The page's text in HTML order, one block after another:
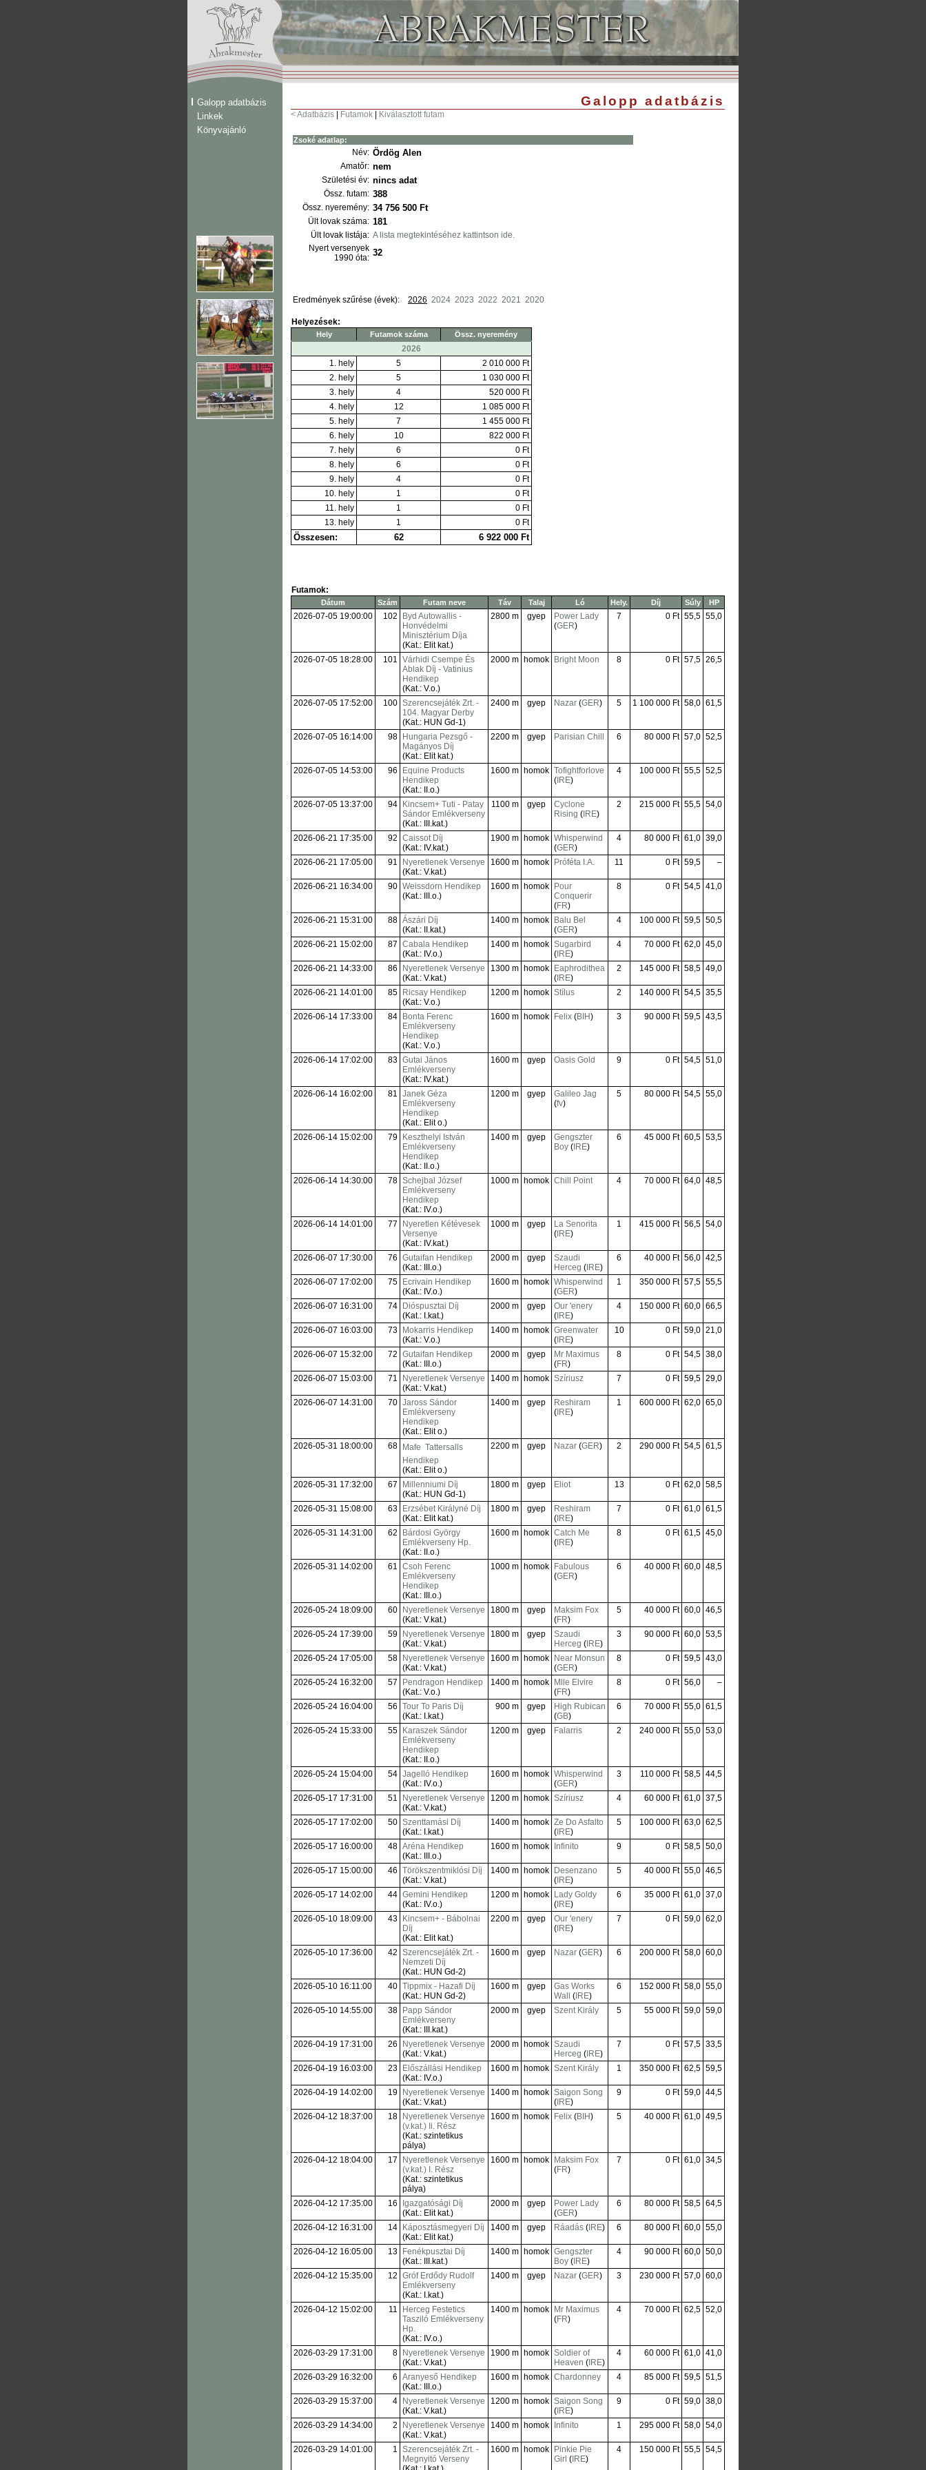
Galopp adatbázis
Linkek
Könyvajánló
Galopp adatbázis
< Adatbázis Futamok Kiválasztott futam
Zsoké adatlap:
Név: Ördög Alen
Amatőr: nem
Születési év: nincs adat
Össz. futam: 388
Össz. nyeremény: 34 756 500 Ft
Ült lovak száma: 181
Ült lovak listája: A lista megtekintéséhez kattintson ide.
Nyert versenyek
1990 óta: 32
Eredmények szűrése (évek): 2026 2024 2023 2022 2021 2020
Helyezések:
Hely Futamok száma Össz. nyeremény
2026
1. hely
5
2 010 000 Ft
2. hely
5
1 030 000 Ft
3. hely
4
520 000 Ft
4. hely
12
1 085 000 Ft
5. hely
7
1 455 000 Ft
6. hely
10
822 000 Ft
7. hely
6
0 Ft
8. hely
6
0 Ft
9. hely
4
0 Ft
10. hely
1
0 Ft
11. hely
1
0 Ft
13. hely
1 0 Ft
Összesen: 62 6 922 000 Ft
Futamok:
Dátum Szám Futam neve Táv Talaj Ló Hely. Díj Súly HP
2026-07-05 19:00:00 102
Byd Autowallis -
Honvédelmi
Minisztérium Díja
(Kat.: Elit kat.)
2800 m gyep
Power Lady
(GER)
7 0 Ft 55,5 55,0
2026-07-05 18:28:00 101 Várhidi Csempe És
Ablak Díj - Vatinius
Hendikep
(Kat.: V.o.)
2000 m homok Bright Moon 8 0 Ft 57,5 26,5
2026-07-05 17:52:00 100 Szerencsejáték Zrt. -
104. Magyar Derby
(Kat.: HUN Gd-1)
2400 m gyep Nazar (GER) 5 1 100 000 Ft 58,0 61,5
2026-07-05 16:14:00 98
Hungaria Pezsgő -
Magányos Díj
(Kat.: Elit kat.)
2200 m gyep Parisian Chill 6 80 000 Ft 57,0 52,5
2026-07-05 14:53:00 96
Equine Products
Hendikep
(Kat.: II.o.)
1600 m homok Tofightforlove
( IRE)
4 100 000 Ft 55,5 52,5
2026-07-05 13:37:00 94
Kincsem+ Tuti - Patay
Sándor Emlékverseny
(Kat.: III.kat.)
1100 m gyep
Cyclone
Rising ( IRE)
2 215 000 Ft 55,5 54,0
2026-06-21 17:35:00 92 Caissot Díj
(Kat.: IV.kat.)
1900 m homok Whisperwind
(GER)
4 80 000 Ft 61,0 39,0
2026-06-21 17:05:00 91
Nyeretlenek Versenye
(Kat.: V.kat.)
1600 m homok Próféta I.A. 11 0 Ft 59,5 –
2026-06-21 16:34:00 90 Weissdorn Hendikep
(Kat.: III.o.)
1600 m homok
Pour
Conquerir
(FR)
8 0 Ft 54,5 41,0
2026-06-21 15:31:00 88 Ászári Díj
(Kat.: II.kat.)
1400 m homok
Balu Bel
(GER)
4 100 000 Ft 59,5 50,5
2026-06-21 15:02:00 87 Cabala Hendikep
(Kat.: IV.o.)
1400 m homok Sugarbird
( IRE)
4 70 000 Ft 62,0 45,0
2026-06-21 14:33:00 86
Nyeretlenek Versenye
(Kat.: V.kat.)
1300 m homok
Eaphrodithea
( IRE)
2 145 000 Ft 58,5 49,0
2026-06-21 14:01:00 85
Ricsay Hendikep
(Kat.: V.o.)
1200 m homok Stílus 2 140 000 Ft 54,5 35,5
2026-06-14 17:33:00 84
Bonta Ferenc
Emlékverseny
Hendikep
(Kat.: V.o.)
1600 m homok Felix (BIH) 3 90 000 Ft 59,5 43,5
2026-06-14 17:02:00 83 Gutai János
Emlékverseny
(Kat.: IV.kat.)
1600 m gyep Oasis Gold 9 0 Ft 54,5 51,0
2026-06-14 16:02:00 81 Janek Géza
Emlékverseny
Hendikep
(Kat.: Elit o.)
1200 m gyep
Galileo Jag
(fv)
5 80 000 Ft 54,5 55,0
2026-06-14 15:02:00 79
Keszthelyi István
Emlékverseny
Hendikep
(Kat.: II.o.)
1400 m gyep
Gengszter
Boy ( IRE)
6 45 000 Ft 60,5 53,5
2026-06-14 14:30:00 78 Schejbal József
Emlékverseny
Hendikep
(Kat.: IV.o.)
1000 m homok Chill Point 4 70 000 Ft 64,0 48,5
2026-06-14 14:01:00 77
Nyeretlen Kétévesek
Versenye
(Kat.: IV.kat.)
1000 m gyep
La Senorita
( IRE)
1 415 000 Ft 56,5 54,0
2026-06-07 17:30:00 76 Gutaifan Hendikep
(Kat.: III.o.)
2000 m gyep
Szaudi
Herceg ( IRE)
6 40 000 Ft 56,0 42,5
2026-06-07 17:02:00 75
Ecrivain Hendikep
(Kat.: IV.o.)
1600 m homok Whisperwind
(GER)
1 350 000 Ft 57,5 55,5
2026-06-07 16:31:00 74
Dióspusztai Díj
(Kat.: I.kat.)
2000 m gyep
Our 'enery
( IRE)
4 150 000 Ft 60,0 66,5
2026-06-07 16:03:00 73
Mokarris Hendikep
(Kat.: V.o.)
1400 m homok Greenwater
( IRE)
10 0 Ft 59,0 21,0
2026-06-07 15:32:00 72 Gutaifan Hendikep
(Kat.: III.o.)
2000 m gyep
Mr Maximus
(FR)
8 0 Ft 54,5 38,0
2026-06-07 15:03:00 71
Nyeretlenek Versenye
(Kat.: V.kat.)
1400 m homok Szíriusz 7 0 Ft 59,5 29,0
2026-06-07 14:31:00 70 Jaross Sándor
Emlékverseny
Hendikep
(Kat.: Elit o.)
1400 m gyep
Reshiram
( IRE)
1 600 000 Ft 62,0 65,0
2026-05-31 18:00:00 68
Mafe  Tattersalls
Hendikep
(Kat.: Elit o.)
2200 m gyep Nazar (GER) 2 290 000 Ft 54,5 61,5
2026-05-31 17:32:00 67
Millenniumi Díj
(Kat.: HUN Gd-1)
1800 m gyep Eliot 13 0 Ft 62,0 58,5
2026-05-31 15:08:00 63
Erzsébet Királyné Díj
(Kat.: Elit kat.)
1800 m gyep
Reshiram
( IRE)
7 0 Ft 61,0 61,5
2026-05-31 14:31:00 62
Bárdosi György
Emlékverseny Hp.
(Kat.: II.o.)
1600 m homok Catch Me
( IRE)
8 0 Ft 61,5 45,0
2026-05-31 14:02:00 61 Csoh Ferenc
Emlékverseny
Hendikep
(Kat.: III.o.)
1000 m homok
Fabulous
(GER)
6 40 000 Ft 60,0 48,5
2026-05-24 18:09:00 60
Nyeretlenek Versenye
(Kat.: V.kat.)
1800 m gyep
Maksim Fox
(FR)
5 40 000 Ft 60,0 46,5
2026-05-24 17:39:00 59
Nyeretlenek Versenye
(Kat.: V.kat.)
1800 m gyep
Szaudi
Herceg ( IRE)
3 90 000 Ft 60,0 53,5
2026-05-24 17:05:00 58
Nyeretlenek Versenye
(Kat.: V.kat.)
1600 m homok
Near Monsun
(GER)
8 0 Ft 59,5 43,0
2026-05-24 16:32:00 57
Pendragon Hendikep
(Kat.: V.o.)
1400 m homok
Mlle Elvire
(FR)
8 0 Ft 56,0 –
2026-05-24 16:04:00 56 Tour To Paris Díj
(Kat.: I.kat.)
900 m gyep
High Rubican
(GB)
6 70 000 Ft 55,0 61,5
2026-05-24 15:33:00 55
Karaszek Sándor
Emlékverseny
Hendikep
(Kat.: II.o.)
1200 m gyep Falarris 2 240 000 Ft 55,0 53,0
2026-05-24 15:04:00 54 Jagelló Hendikep
(Kat.: IV.o.)
1600 m homok Whisperwind
(GER)
3 110 000 Ft 58,5 44,5
2026-05-17 17:31:00 51
Nyeretlenek Versenye
(Kat.: V.kat.)
1200 m homok Szíriusz 4 60 000 Ft 61,0 37,5
2026-05-17 17:02:00 50 Szenttamási Díj
(Kat.: I.kat.)
1400 m homok Ze Do Asfalto
( IRE)
5 100 000 Ft 63,0 62,5
2026-05-17 16:00:00 48 Aréna Hendikep
(Kat.: III.o.)
1600 m homok Infinito 9 0 Ft 58,5 50,0
2026-05-17 15:00:00 46 Törökszentmiklósi Díj
(Kat.: V.kat.)
1400 m homok
Desenzano
( IRE)
5 40 000 Ft 55,0 46,5
2026-05-17 14:02:00 44 Gemini Hendikep
(Kat.: IV.o.)
1200 m homok
Lady Goldy
( IRE)
6 35 000 Ft 61,0 37,0
2026-05-10 18:09:00 43
Kincsem+ - Bábolnai
Díj
(Kat.: Elit kat.)
2200 m gyep
Our 'enery
( IRE)
7 0 Ft 59,0 62,0
2026-05-10 17:36:00 42 Szerencsejáték Zrt. -
Nemzeti Díj
(Kat.: HUN Gd-2)
1600 m gyep Nazar (GER) 6 200 000 Ft 58,0 60,0
2026-05-10 16:11:00 40 Tippmix - Hazafi Díj
(Kat.: HUN Gd-2)
1600 m gyep
Gas Works
Wall
( IRE)
6 152 000 Ft 58,0 55,0
2026-05-10 14:55:00 38
Papp Sándor
Emlékverseny
(Kat.: III.kat.)
2000 m gyep Szent Király 5 55 000 Ft 59,0 59,0
2026-04-19 17:31:00 26
Nyeretlenek Versenye
(Kat.: V.kat.)
2000 m homok Szaudi
Herceg ( IRE)
7 0 Ft 57,5 33,5
2026-04-19 16:03:00 23
Előszállási Hendikep
(Kat.: IV.o.)
1600 m homok Szent Király 1 350 000 Ft 62,5 59,5
2026-04-19 14:02:00 19
Nyeretlenek Versenye
(Kat.: V.kat.)
1400 m homok Saigon Song
( IRE)
9 0 Ft 59,0 44,5
2026-04-12 18:37:00 18
Nyeretlenek Versenye
(v.kat.) Ii. Rész
(Kat.: szintetikus
pálya)
1600 m homok Felix (BIH) 5 40 000 Ft 61,0 49,5
2026-04-12 18:04:00 17
Nyeretlenek Versenye
(v.kat.) I. Rész
(Kat.: szintetikus
pálya)
1600 m homok
Maksim Fox
(FR)
7 0 Ft 61,0 34,5
2026-04-12 17:35:00 16
Igazgatósági Díj
(Kat.: Elit kat.)
2000 m gyep
Power Lady
(GER)
6 80 000 Ft 58,5 64,5
2026-04-12 16:31:00 14
Káposztásmegyeri Díj
(Kat.: Elit kat.)
1400 m gyep Ráadás ( IRE) 6 80 000 Ft 60,0 55,0
2026-04-12 16:05:00 13
Fenékpusztai Díj
(Kat.: III.kat.)
1400 m homok Gengszter
Boy ( IRE)
4 90 000 Ft 60,0 50,0
2026-04-12 15:35:00 12 Gróf Erdődy Rudolf
Emlékverseny
(Kat.: I.kat.)
1400 m gyep Nazar (GER) 3 230 000 Ft 57,0 60,0
2026-04-12 15:02:00 11
Herceg Festetics
Tasziló Emlékverseny
Hp.
(Kat.: IV.o.)
1400 m homok
Mr Maximus
(FR)
4 70 000 Ft 62,5 52,0
2026-03-29 17:31:00 8
Nyeretlenek Versenye
(Kat.: V.kat.)
1900 m homok Soldier of
Heaven ( IRE)
4 60 000 Ft 61,0 41,0
2026-03-29 16:32:00 6 Aranyeső Hendikep
(Kat.: III.o.)
1600 m homok Chardonney 4 85 000 Ft 59,5 51,5
2026-03-29 15:37:00 4
Nyeretlenek Versenye
(Kat.: V.kat.)
1200 m homok Saigon Song
( IRE)
9 0 Ft 59,0 38,0
2026-03-29 14:34:00 2
Nyeretlenek Versenye
(Kat.: V.kat.)
1400 m homok Infinito 1 295 000 Ft 58,0 54,0
2026-03-29 14:01:00 1 Szerencsejáték Zrt. -
Megnyitó Verseny
1600 m homok
Pinkie Pie
Girl ( IRE)
4 150 000 Ft 55,5 54,5